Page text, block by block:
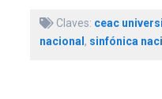
Claves: ceac
nacional, sinfónica